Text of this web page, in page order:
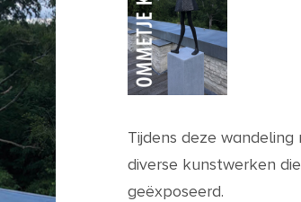
Tijdens deze
diverse kunstwerken
geëxposeerd.